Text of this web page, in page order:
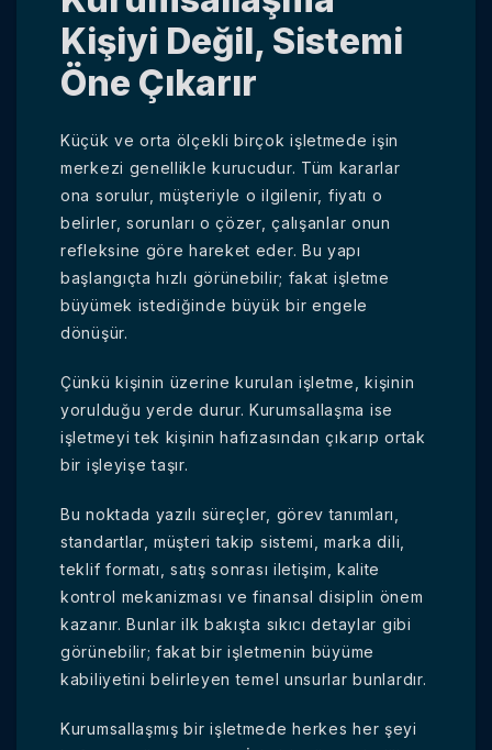
Kişiyi Değil, Sistemi
Öne Çıkarır
Küçük ve orta ölçekli birçok işletmede işin
merkezi genellikle kurucudur. Tüm kararlar
ona sorulur, müşteriyle o ilgilenir, fiyatı o
belirler, sorunları o çözer, çalışanlar onun
refleksine göre hareket eder. Bu yapı
başlangıçta hızlı görünebilir; fakat işletme
büyümek istediğinde büyük bir engele
dönüşür.
Çünkü kişinin üzerine kurulan işletme, kişinin
yorulduğu yerde durur. Kurumsallaşma ise
işletmeyi tek kişinin hafızasından çıkarıp ortak
bir işleyişe taşır.
Bu noktada yazılı süreçler, görev tanımları,
standartlar, müşteri takip sistemi, marka dili,
teklif formatı, satış sonrası iletişim, kalite
kontrol mekanizması ve finansal disiplin önem
kazanır. Bunlar ilk bakışta sıkıcı detaylar gibi
görünebilir; fakat bir işletmenin büyüme
kabiliyetini belirleyen temel unsurlar bunlardır.
Kurumsallaşmış bir işletmede herkes her şeyi